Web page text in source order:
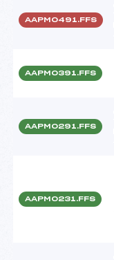
AAPM0491.FFS
AAPM0391.FFS
AAPM0291.FFS
AAPM0231.FFS